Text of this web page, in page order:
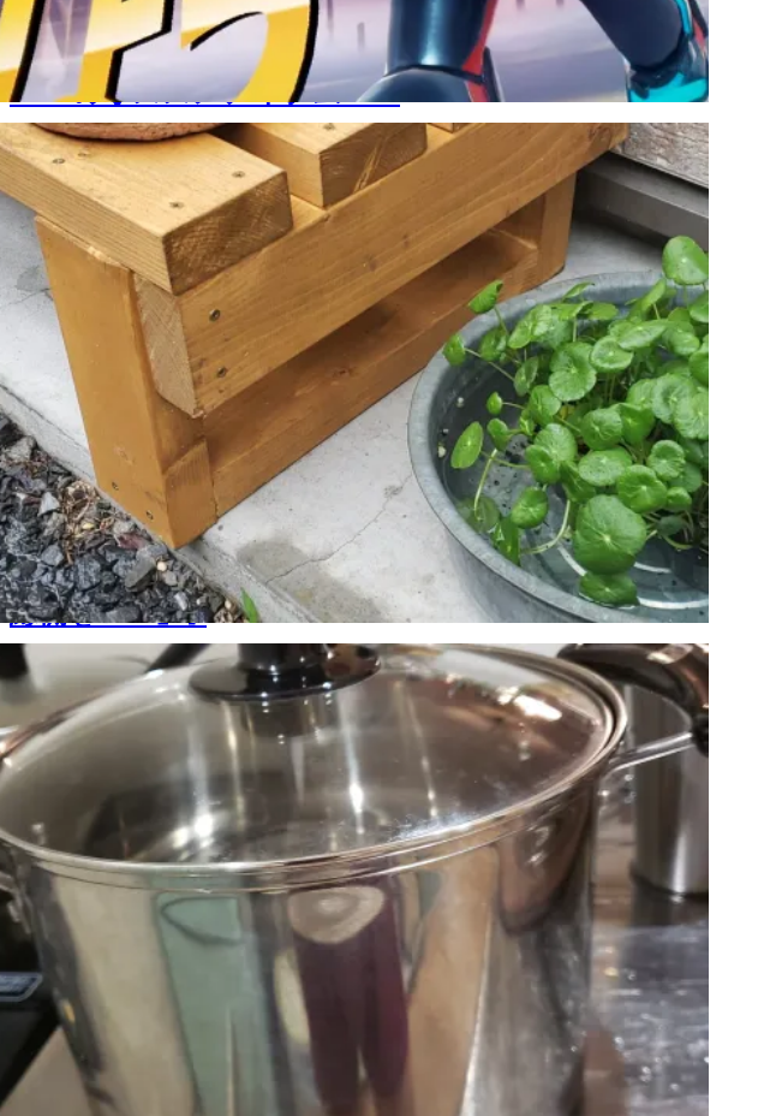
RYOのオススメアイテム👨‍🍳
2020.08.26blog,荒木 良
縁側をDIY🍧🎐
2020.07.07blog ,荒木 良